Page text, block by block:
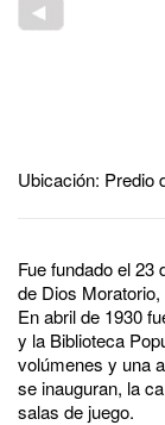
Ubicación: Predio
Fue fundado el 23
de Dios
En abril de 1930
y la Biblioteca
volúmenes y una
se inauguran, la
salas de juego.